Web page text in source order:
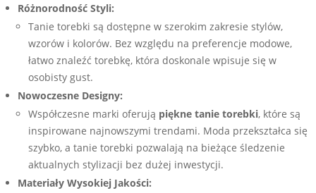
Różnorodność Styli:
Tanie torebki są dostępne w szerokim zakresie stylów,
wzorów i kolorów. Bez względu na preferencje modowe,
łatwo znaleźć torebkę, która doskonale wpisuje się w
osobisty gust.
Nowoczesne Designy:
Współczesne marki oferują piękne tanie torebki, które są
inspirowane najnowszymi trendami. Moda przekształca się
szybko, a tanie torebki pozwalają na bieżące śledzenie
aktualnych stylizacji bez dużej inwestycji.
Materiały Wysokiej Jakości: